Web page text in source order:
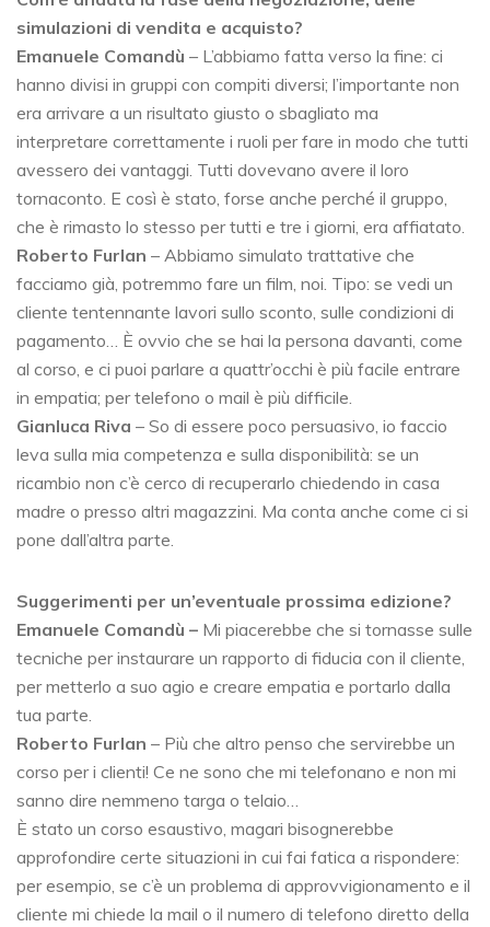
simulazioni di vendita e acquisto?
Emanuele Comandù – L’abbiamo fatta verso la fine: ci
hanno divisi in gruppi con compiti diversi; l’importante non
era arrivare a un risultato giusto o sbagliato ma
interpretare correttamente i ruoli per fare in modo che tutti
avessero dei vantaggi. Tutti dovevano avere il loro
tornaconto. E così è stato, forse anche perché il gruppo,
che è rimasto lo stesso per tutti e tre i giorni, era affiatato.
Roberto Furlan – Abbiamo simulato trattative che
facciamo già, potremmo fare un film, noi. Tipo: se vedi un
cliente tentennante lavori sullo sconto, sulle condizioni di
pagamento… È ovvio che se hai la persona davanti, come
al corso, e ci puoi parlare a quattr’occhi è più facile entrare
in empatia; per telefono o mail è più difficile.
Gianluca Riva – So di essere poco persuasivo, io faccio
leva sulla mia competenza e sulla disponibilità: se un
ricambio non c’è cerco di recuperarlo chiedendo in casa
madre o presso altri magazzini. Ma conta anche come ci si
pone dall’altra parte.
Suggerimenti per un’eventuale prossima edizione?
Emanuele Comandù – Mi piacerebbe che si tornasse sulle
tecniche per instaurare un rapporto di fiducia con il cliente,
per metterlo a suo agio e creare empatia e portarlo dalla
tua parte.
Roberto Furlan – Più che altro penso che servirebbe un
corso per i clienti! Ce ne sono che mi telefonano e non mi
sanno dire nemmeno targa o telaio…
È stato un corso esaustivo, magari bisognerebbe
approfondire certe situazioni in cui fai fatica a rispondere:
per esempio, se c’è un problema di approvvigionamento e il
cliente mi chiede la mail o il numero di telefono diretto della